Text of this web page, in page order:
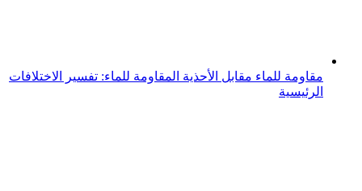
مقاومة للماء مقابل الأحذية المقاومة للماء: تفسير الاختلافات
الرئيسية